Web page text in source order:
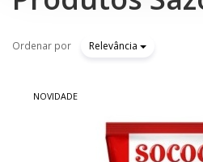
Ordenar por Relevância
NOVIDADE